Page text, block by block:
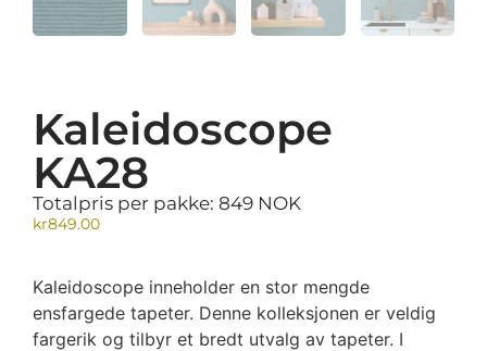
Kaleidoscope
KA28
Totalpris per pakke: 849 NOK
kr849.00
Kaleidoscope inneholder en stor mengde
ensfargede tapeter. Denne kolleksjonen er veldig
fargerik og tilbyr et bredt utvalg av tapeter. I